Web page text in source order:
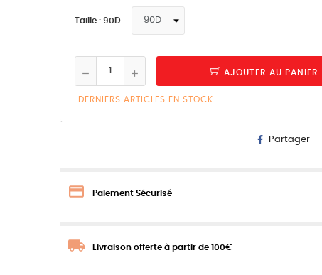
Taille : 90D
AJOUTER AU PANIER
DERNIERS ARTICLES EN STOCK
Partager
Paiement Sécurisé
Livraison offerte à partir de 100€